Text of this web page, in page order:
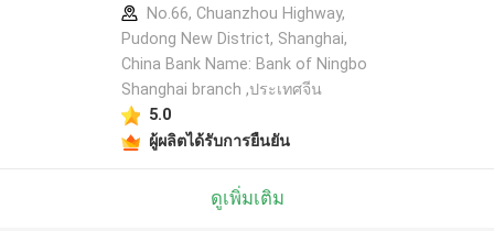
No.66, Chuanzhou Highway,
Pudong New District, Shanghai,
China Bank Name: Bank of Ningbo
Shanghai branch ,ประเทศจีน
5.0
ผู้ผลิตได้รับการยืนยัน
ดูเพิ่มเติม